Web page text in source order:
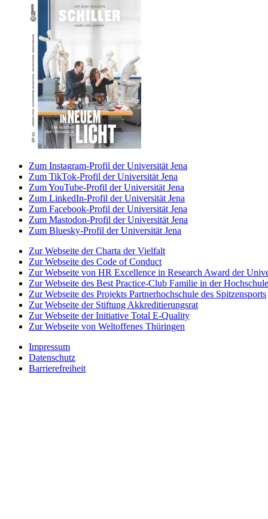
Zum Instagram-Profil der Universität Jena
Zum TikTok-Profil der Universität Jena
Zum YouTube-Profil der Universität Jena
Zum LinkedIn-Profil der Universität Jena
Zum Facebook-Profil der Universität Jena
Zum Mastodon-Profil der Universität Jena
Zum Bluesky-Profil der Universität Jena
Zur Webseite der Charta der Vielfalt
Zur Webseite des Code of Conduct
Zur Webseite von HR Excellence in Research Award der
Zur Webseite des Best Practice-Club Familie in der Hochschule
Zur Webseite des Projekts Partnerhochschule des Spitzensports
Zur Webseite der Stiftung Akkreditierungsrat
Zur Webseite der Initiative Total E-Quality
Zur Webseite von Weltoffenes Thüringen
Impressum
Datenschutz
Barrierefreiheit